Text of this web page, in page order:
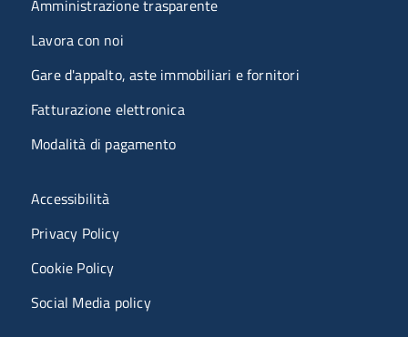
Amministrazione trasparente
Lavora con noi
Gare d'appalto, aste immobiliari e fornitori
Fatturazione elettronica
Modalità di pagamento
Menù riferimenti
Accessibilità
Privacy Policy
Cookie Policy
Social Media policy